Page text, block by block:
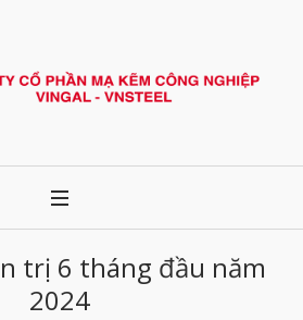
trị 6 tháng đầu năm
2024